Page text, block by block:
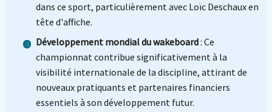
dans ce sport, particulièrement avec Loïc Deschaux en
tête d'affiche.
Développement mondial du wakeboard: Ce
championnat contribue significativement à la
visibilité internationale de la discipline, attirant de
nouveaux pratiquants et partenaires financiers
essentiels à son développement futur.